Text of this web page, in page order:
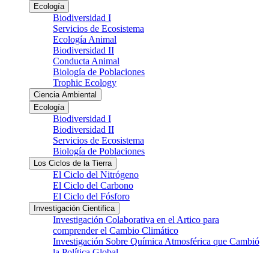
Ecología
Biodiversidad I
Servicios de Ecosistema
Ecología Animal
Biodiversidad II
Conducta Animal
Biología de Poblaciones
Trophic Ecology
Ciencia Ambiental
Ecología
Biodiversidad I
Biodiversidad II
Servicios de Ecosistema
Biología de Poblaciones
Los Ciclos de la Tierra
El Ciclo del Nitrógeno
El Ciclo del Carbono
El Ciclo del Fósforo
Investigación Cientifica
Investigación Colaborativa en el Artico para
comprender el Cambio Climático
Investigación Sobre Química Atmosférica que Cambió